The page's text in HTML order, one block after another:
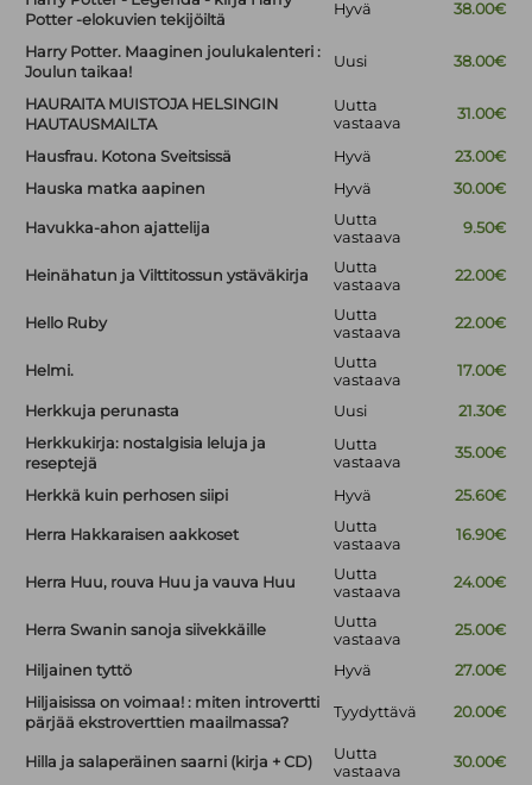
Potter -elokuvien tekijöiltä
Hyvä 38.00€
Harry Potter. Maaginen joulukalenteri :
Joulun taikaa!
Uusi 38.00€
HAURAITA MUISTOJA HELSINGIN
HAUTAUSMAILTA
Uutta
vastaava
31.00€
Hausfrau. Kotona Sveitsissä Hyvä
23.00€
Hauska matka aapinen
Hyvä 30.00€
Havukka-ahon ajattelija
Uutta
vastaava
9.50€
Heinähatun ja Vilttitossun ystäväkirja
Uutta
vastaava
22.00€
Hello Ruby
Uutta
vastaava
22.00€
Helmi.
Uutta
vastaava
17.00€
Herkkuja perunasta Uusi
21.30€
Herkkukirja: nostalgisia leluja ja
reseptejä
Uutta
vastaava
35.00€
Herkkä kuin perhosen siipi Hyvä 25.60€
Herra Hakkaraisen aakkoset
Uutta
vastaava
16.90€
Herra Huu, rouva Huu ja vauva Huu
Uutta
vastaava
24.00€
Herra Swanin sanoja siivekkäille
Uutta
vastaava
25.00€
Hiljainen tyttö Hyvä
27.00€
Hiljaisissa on voimaa! : miten introvertti
pärjää ekstroverttien maailmassa?
Tyydyttävä 20.00€
Hilla ja salaperäinen saarni (kirja + CD)
Uutta
vastaava
30.00€